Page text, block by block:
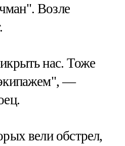
Возле
нас. Тоже
—
вели обстрел,